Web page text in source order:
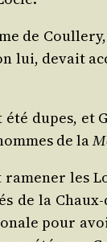
de
lui, devait
dupes,
de la
rame­ner
la
pour